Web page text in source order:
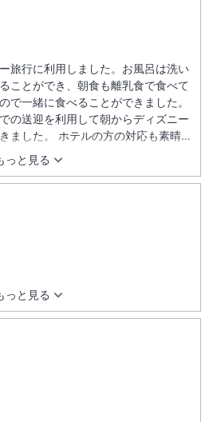
っと見る
旅行に利用しました。お風呂は洗い
ことができ、朝食も離乳食で食べて
で一緒に食べることができました。
の送迎を利用して朝からディズニー
ました。 ホテルの方の対応も素晴ら
ていたことです。
っと見る